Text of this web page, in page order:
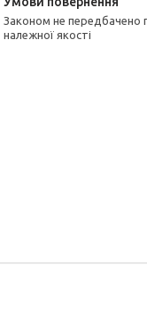
Законом не передбачено повернення та обмін даного товару
належної якості